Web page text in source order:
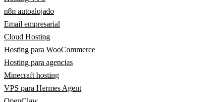
n8n autoalojado
Email empresarial
Cloud Hosting
Hosting para WooCommerce
Hosting para agencias
Minecraft hosting
VPS para Hermes Agent